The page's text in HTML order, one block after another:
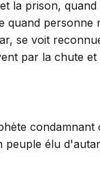
la prison,
quand personne
se voit
par la chute
élu